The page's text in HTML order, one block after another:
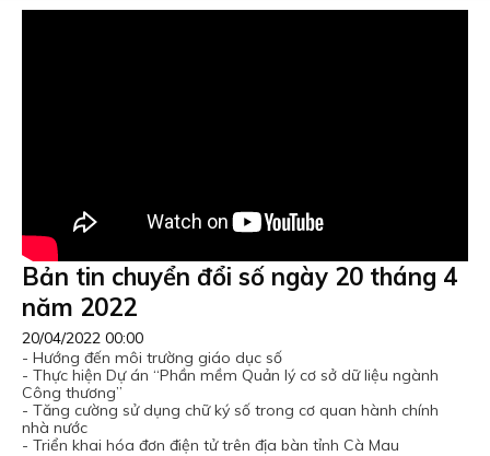
Bản tin chuyển đổi số ngày 20 tháng 4
năm 2022
20/04/2022 00:00
- Hướng đến môi trường giáo dục số
- Thực hiện Dự án “Phần mềm Quản lý cơ sở dữ liệu ngành
Công thương”
- Tăng cường sử dụng chữ ký số trong cơ quan hành chính
nhà nước
- Triển khai hóa đơn điện tử trên địa bàn tỉnh Cà Mau